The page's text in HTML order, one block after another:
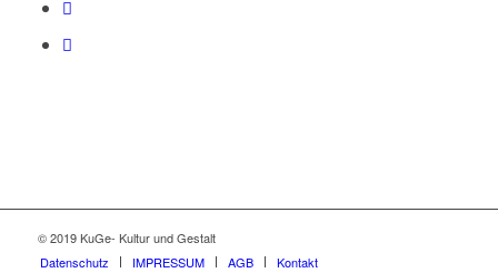
© 2019 KuGe- Kultur und Gestalt
Datenschutz
IMPRESSUM AGB Kontakt